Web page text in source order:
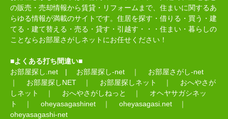
の販売・売却情報から賃貸・リフォームまで、住まいに関するあ
らゆる情報が満載のサイトです。住居を探す・借りる・買う・建
てる・建て替える・売る・貸す・引越す・・・住まい・暮らしの
ことならお部屋さがしネットにお任せください！
■よくある打ち間違い■
お部屋探し.net | お部屋探し-net ｜ お部屋さがし-net
｜ お部屋探しNET ｜ お部屋探しネット ｜ おへやさが
しネット
｜ おへやさがしねっと ｜ オヘヤサガシネッ
ト
｜ oheyasagashinet ｜ oheyasagasi.net ｜
oheyasagashi-net